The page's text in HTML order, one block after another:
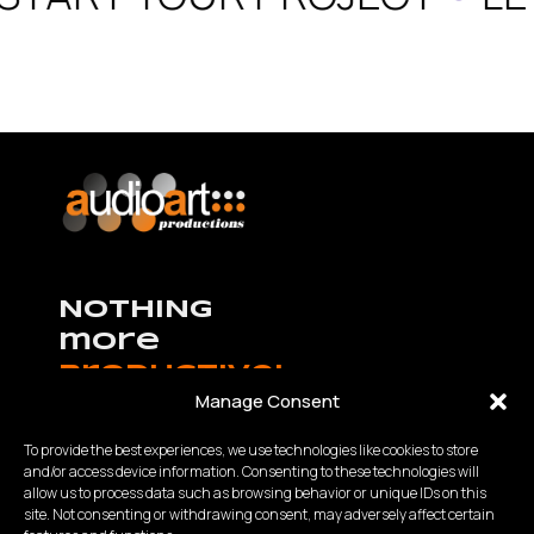
Manage Consent
To provide the best experiences, we use technologies like cookies to store
and/or access device information. Consenting to these technologies will
allow us to process data such as browsing behavior or unique IDs on this
site. Not consenting or withdrawing consent, may adversely affect certain
NOTHING
more
productive!
K.Καραμανλή – Θ.Χαρίση 63 Θεσσαλονίκη,